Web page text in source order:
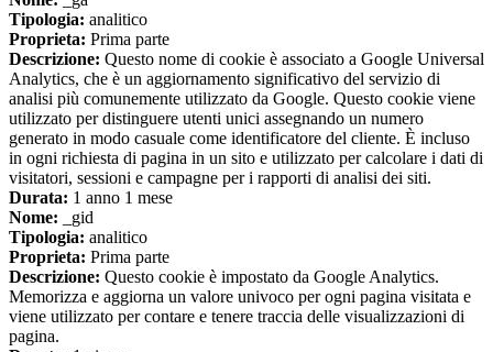
Tipologia: analitico
Proprieta: Prima parte
Descrizione: Questo nome di cookie è associato a Google Universal
Analytics, che è un aggiornamento significativo del servizio di
analisi più comunemente utilizzato da Google. Questo cookie viene
utilizzato per distinguere utenti unici assegnando un numero
generato in modo casuale come identificatore del cliente. È incluso
in ogni richiesta di pagina in un sito e utilizzato per calcolare i dati di
visitatori, sessioni e campagne per i rapporti di analisi dei siti.
Durata: 1 anno 1 mese
Nome: _gid
Tipologia: analitico
Proprieta: Prima parte
Descrizione: Questo cookie è impostato da Google Analytics.
Memorizza e aggiorna un valore univoco per ogni pagina visitata e
viene utilizzato per contare e tenere traccia delle visualizzazioni di
pagina.